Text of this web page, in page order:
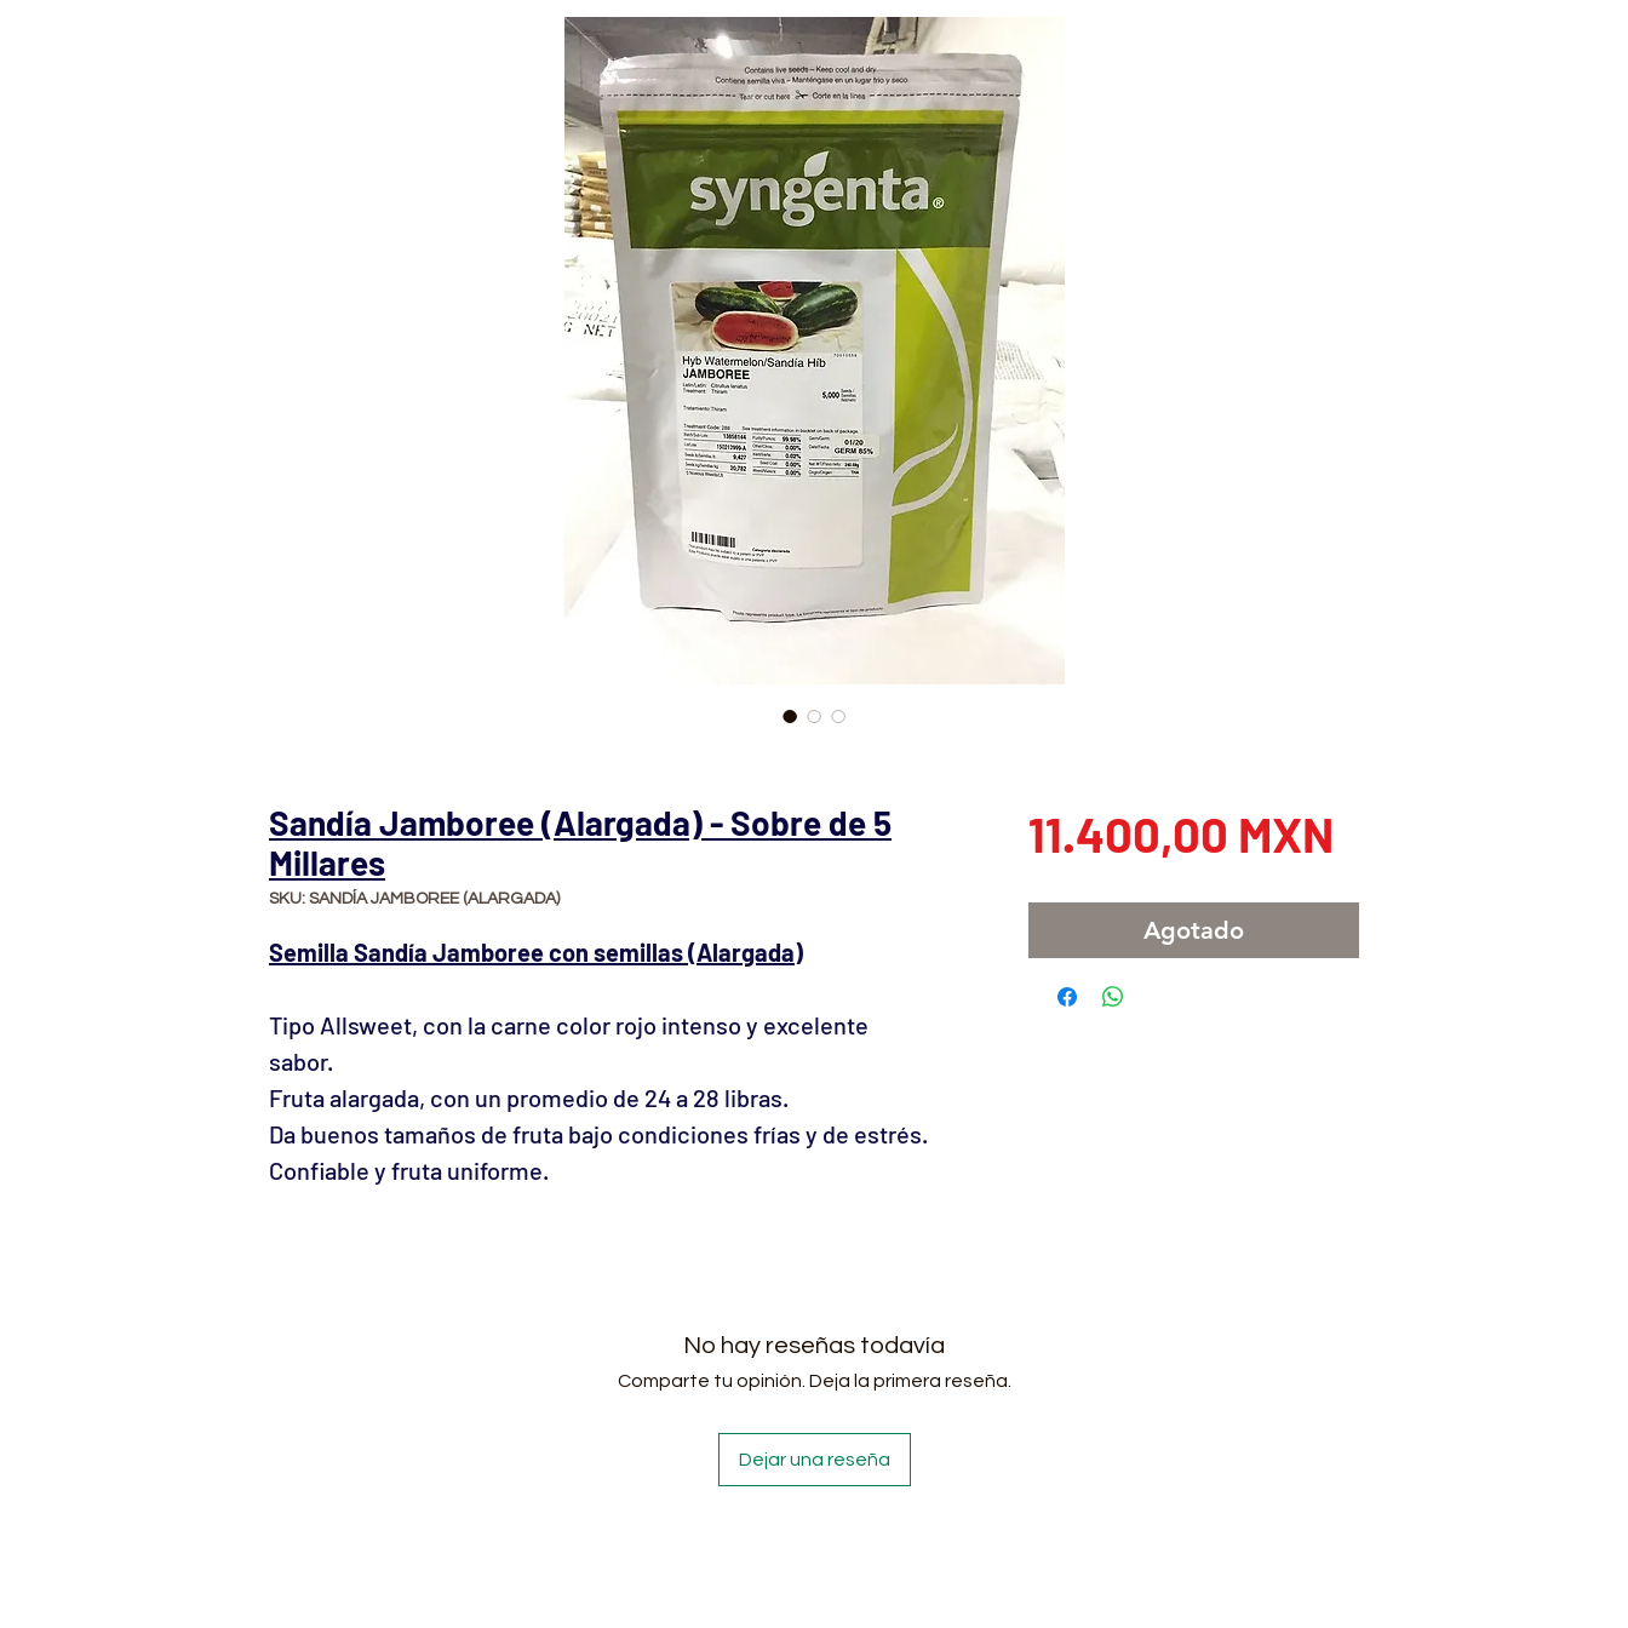
Sandía Jamboree (Alargada) - Sobre de 5
Millares
SKU: SANDÍA JAMBOREE (ALARGADA)
Semilla Sandía Jamboree con semillas (Alargada)
Tipo Allsweet, con la carne color rojo intenso y excelente
sabor.
Fruta alargada, con un promedio de 24 a 28 libras.
Da buenos tamaños de fruta bajo condiciones frías y de estrés.
Confiable y fruta uniforme.
11.400,00 MXN
Agotado
No hay reseñas todavía
Comparte tu opinión. Deja la primera reseña.
Dejar una reseña